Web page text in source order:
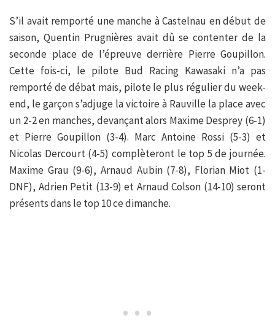
S’il avait remporté une manche à Castelnau en début de
saison, Quentin Prugnières avait dû se contenter de la
seconde place de l’épreuve derrière Pierre Goupillon.
Cette fois-ci, le pilote Bud Racing Kawasaki n’a pas
remporté de débat mais, pilote le plus régulier du week-
end, le garçon s’adjuge la victoire à Rauville la place avec
un 2-2 en manches, devançant alors Maxime Desprey (6-1)
et Pierre Goupillon (3-4). Marc Antoine Rossi (5-3) et
Nicolas Dercourt (4-5) complèteront le top 5 de journée.
Maxime Grau (9-6), Arnaud Aubin (7-8), Florian Miot (1-
DNF), Adrien Petit (13-9) et Arnaud Colson (14-10) seront
présents dans le top 10 ce dimanche.